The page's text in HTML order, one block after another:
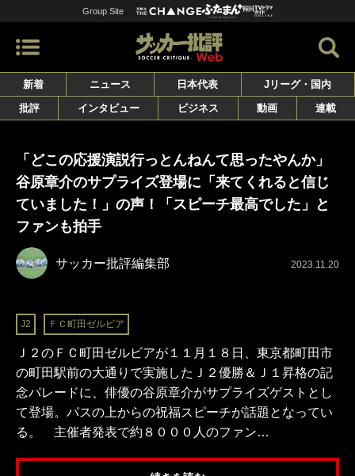
Group Site
新着 ニュース 日本代表
Jリーグ・国内
批評
インタビュー ビジネス 動画 連載
「どこの応援演説行っとんねんて思ったやんか」
谷原章介のサプライズ登場に「来てくれると信じ
ていました！」の声！「スピーチ最高でした」と
ファンも拍手
サッカー批評編集部 2023.11.20
J2 ＦＣ町田ゼルビア
Ｊ２のＦＣ町田ゼルビアが１１月１８日、東京都町田市
の町田駅前の大通りで実施したＪ２優勝＆Ｊ１昇格の記
念パレードに、俳優の谷原章介がサプライズゲストとし
て登場。パスの上からの祝福スピーチが話題となってい
る。 主催者発表で約８０００人のファン…